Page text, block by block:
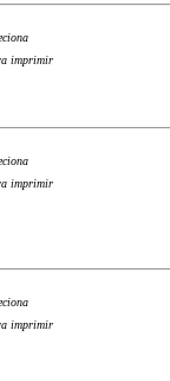
imprimir
imprimir
imprimir